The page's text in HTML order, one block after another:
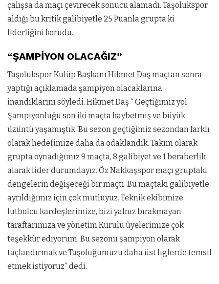
çalışsa da maçı çevirecek sonucu alamadı. Taşolukspor
aldığı bu kritik galibiyetle 25 Puanla grupta ki
liderliğini korudu.
“ŞAMPİYON OLACAĞIZ”
Taşolukspor Kulüp Başkanı Hikmet Daş maçtan sonra
yaptığı açıklamada şampiyon olacaklarına
inandıklarını söyledi. Hikmet Daş “ Geçtiğimiz yol
Şampiyonluğu son iki maçta kaybetmiş ve büyük
üzüntü yaşamıştık. Bu sezon geçtiğimiz sezondan farklı
olarak hedefimize daha da odaklandık. Takım olarak
grupta oynadığımız 9 maçta, 8 galibiyet ve 1 beraberlik
alarak lider durumdayız. Öz Nakkaşspor maçı gruptaki
dengelerin değişeceği bir maçtı. Bu maçtaki galibiyetle
ayrıldığımız için çok mutluyuz. Teknik ekibimize,
futbolcu kardeşlerimize, bizi yalnız bırakmayan
taraftarımıza ve yönetim Kurulu üyelerimize çok
teşekkür ediyorum. Bu sezonu şampiyon olarak
taçlandırmak ve Taşoluğumuzu daha üst liglerde temsil
etmek istiyoruz” dedi.